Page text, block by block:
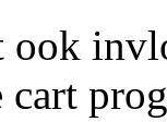
ook
cart